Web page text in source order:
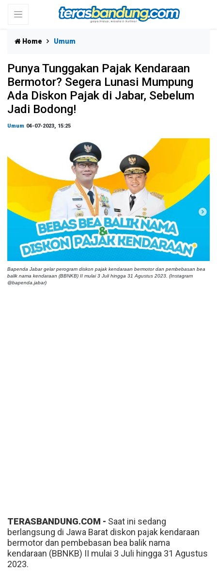
Home Umum
Punya Tunggakan Pajak Kendaraan
Bermotor? Segera Lunasi Mumpung
Ada Diskon Pajak di Jabar, Sebelum
Jadi Bodong!
Umum 04-07-2023, 15:25
Bapenda Jabar gelar perogram diskon pajak kendaraan bermotor dan pembebasan bea
balik nama kendaraan (BBNKB) II mulai 3 Juli hingga 31 Agustus 2023. (Instagram
@bapenda.jabar)
TERASBANDUNG.COM - Saat ini sedang
berlangsung di Jawa Barat diskon pajak kendaraan
bermotor dan pembebasan bea balik nama
kendaraan (BBNKB) II mulai 3 Juli hingga 31 Agustus
2023.